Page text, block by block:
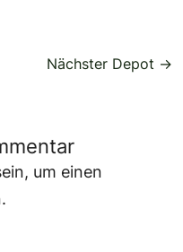
Nächster Depot →
um einen